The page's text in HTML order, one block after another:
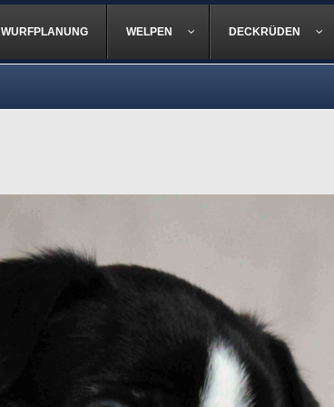
WURFPLANUNG WELPEN DECKRÜDEN